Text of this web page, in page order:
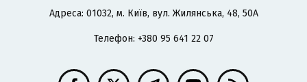
Адреса: 01032, м. Київ, вул. Жилянська, 48, 50А
Телефон: +380 95 641 22 07